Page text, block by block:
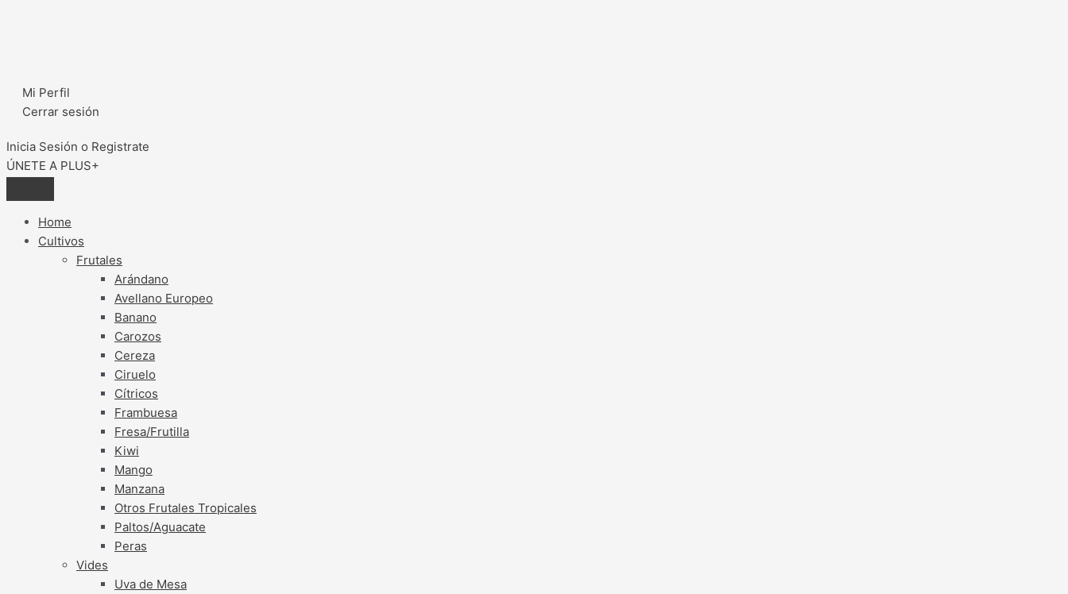
Mi Perfil
Cerrar sesión
Inicia Sesión o Registrate
ÚNETE A PLUS+
Home
Cultivos
Frutales
Arándano
Avellano Europeo
Banano
Carozos
Cereza
Ciruelo
Cítricos
Frambuesa
Fresa/Frutilla
Kiwi
Mango
Manzana
Otros Frutales Tropicales
Paltos/Aguacate
Peras
Vides
Uva de Mesa